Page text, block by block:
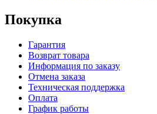
Покупка
Гарантия
Возврат товара
Информация по заказу
Отмена заказа
Техническая поддержка
Оплата
График работы